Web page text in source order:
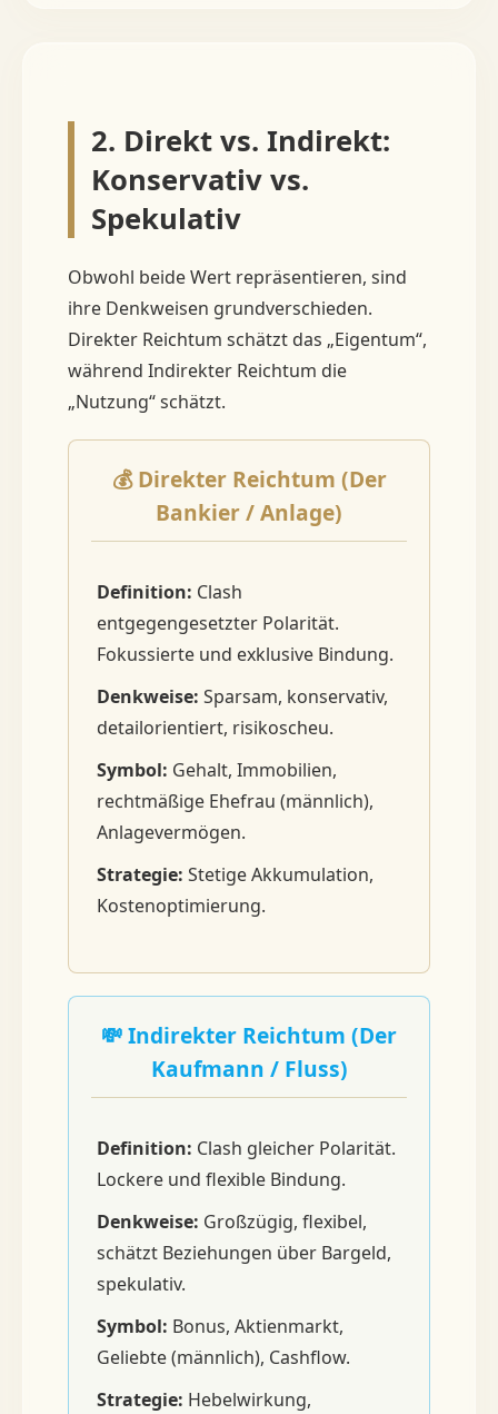
2. Direkt vs. Indirekt:
Konservativ vs.
Spekulativ
Obwohl beide Wert repräsentieren, sind
ihre Denkweisen grundverschieden.
Direkter Reichtum schätzt das „Eigentum“,
während Indirekter Reichtum die
„Nutzung“ schätzt.
💰 Direkter Reichtum (Der
Bankier / Anlage)
Definition: Clash
entgegengesetzter Polarität.
Fokussierte und exklusive Bindung.
Denkweise: Sparsam, konservativ,
detailorientiert, risikoscheu.
Symbol: Gehalt, Immobilien,
rechtmäßige Ehefrau (männlich),
Anlagevermögen.
Strategie: Stetige Akkumulation,
Kostenoptimierung.
💸 Indirekter Reichtum (Der
Kaufmann / Fluss)
Definition: Clash gleicher Polarität.
Lockere und flexible Bindung.
Denkweise: Großzügig, flexibel,
schätzt Beziehungen über Bargeld,
spekulativ.
Symbol: Bonus, Aktienmarkt,
Geliebte (männlich), Cashflow.
Strategie: Hebelwirkung,